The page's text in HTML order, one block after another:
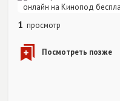
1 просмотр